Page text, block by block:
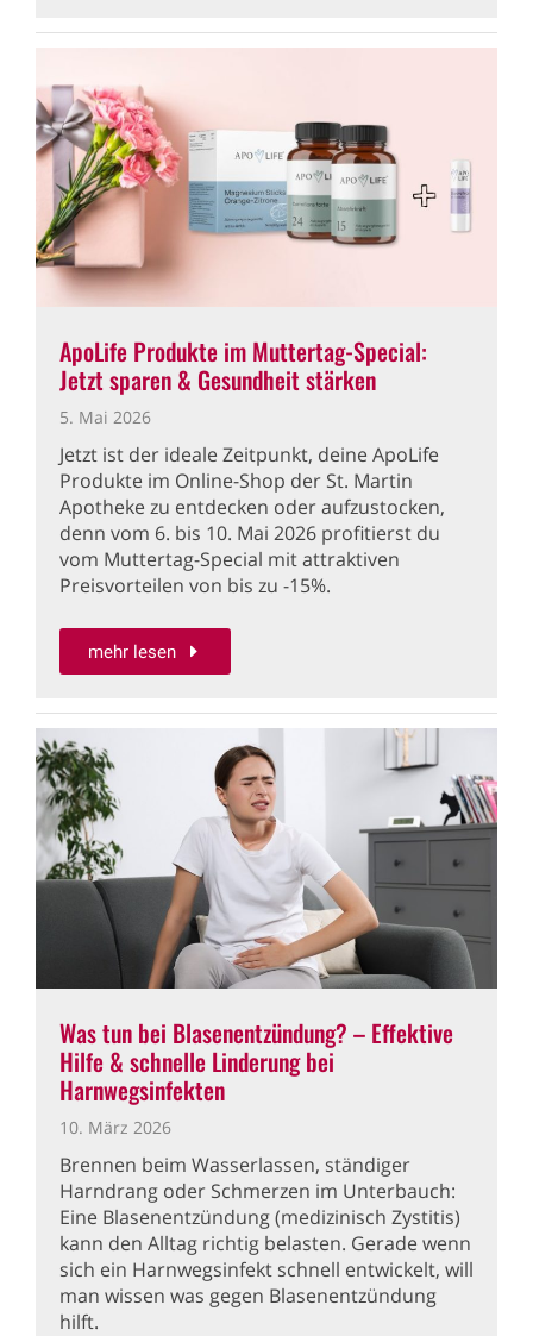
ApoLife Produkte im Muttertag-Special:
Jetzt sparen & Gesundheit stärken
5. Mai 2026
Jetzt ist der ideale Zeitpunkt, deine ApoLife
Produkte im Online-Shop der St. Martin
Apotheke zu entdecken oder aufzustocken,
denn vom 6. bis 10. Mai 2026 profitierst du
vom Muttertag-Special mit attraktiven
Preisvorteilen von bis zu -15%.
mehr lesen
Was tun bei Blasenentzündung? – Effektive
Hilfe & schnelle Linderung bei
Harnwegsinfekten
10. März 2026
Brennen beim Wasserlassen, ständiger
Harndrang oder Schmerzen im Unterbauch:
Eine Blasenentzündung (medizinisch Zystitis)
kann den Alltag richtig belasten. Gerade wenn
sich ein Harnwegsinfekt schnell entwickelt, will
man wissen was gegen Blasenentzündung
hilft.